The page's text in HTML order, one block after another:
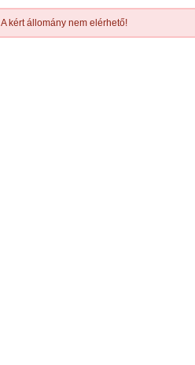
kért állomány nem elérhető!